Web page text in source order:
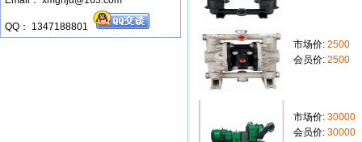
QQ： 1347188801
市场价: 2500
会员价: 2500
市场价: 30000
会员价: 30000